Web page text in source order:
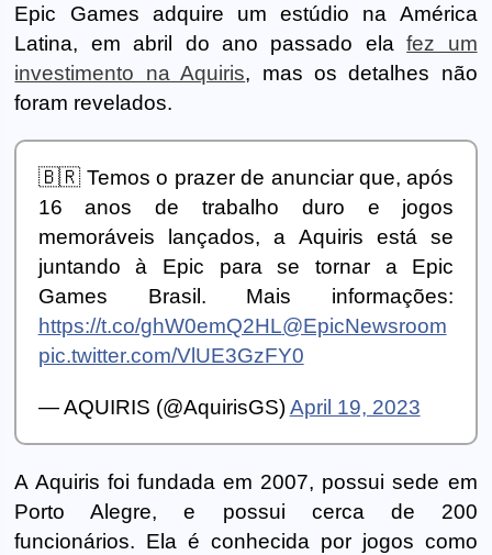
Epic Games adquire um estúdio na América
Latina, em abril do ano passado elafez um
investimento na Aquiris, mas os detalhes não
foram revelados.
🇧🇷 Temos o prazer de anunciar que, após
16 anos de trabalho duro e jogos
memoráveis lançados, a Aquiris está se
juntando à Epic para se tornar a Epic
Games Brasil. Mais informações:
https://t.co/ghW0emQ2HL@EpicNewsroom
pic.twitter.com/VlUE3GzFY0
— AQUIRIS (@AquirisGS)April 19, 2023
A Aquiris foi fundada em 2007, possui sede em
Porto Alegre, e possui cerca de 200
funcionários. Ela é conhecida por jogos como